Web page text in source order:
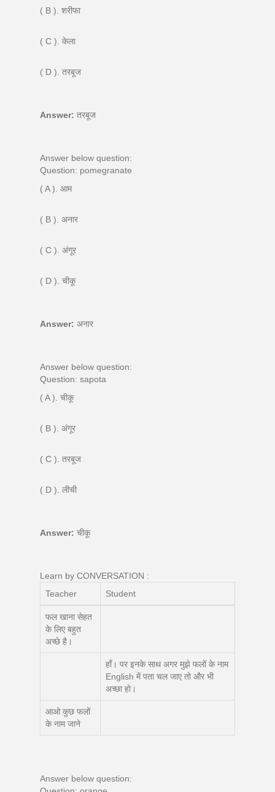
( B ). शरीफा
( C ). केला
( D ). तरबूज
Answer: तरबूज
Answer below question:
Question: pomegranate
( A ). आम
( B ). अनार
( C ). अंगूर
( D ). चीकू
Answer: अनार
Answer below question:
Question: sapota
( A ). चीकू
( B ). अंगूर
( C ). तरबूज
( D ). लीची
Answer: चीकू
Learn by CONVERSATION :
Teacher
Student
फल खाना सेहत
के लिए बहुत
अच्छे है।
हाँ। पर इनके साथ अगर मुझे फलों के नाम
English में पता चल जाए तो और भी
अच्छा हो।
आओ कुछ फलों
के नाम जाने
Answer below question: